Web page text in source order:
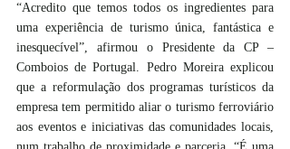
“Acredito que temos todos os ingredientes para
uma experiência de turismo única, fantástica e
inesquecível”, afirmou o Presidente da CP –
Comboios de Portugal. Pedro Moreira explicou
que a reformulação dos programas turísticos da
empresa tem permitido aliar o turismo ferroviário
aos eventos e iniciativas das comunidades locais,